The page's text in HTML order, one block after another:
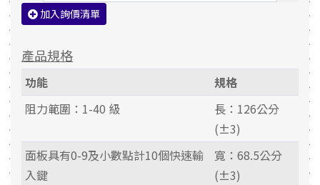
加入詢價清單
產品規格
功能
規格
阻力範圍：1-40 級
長：126公分
(±3)
面板具有0-9及小數點計10個快速輸
入鍵
寬：68.5公分
(±3)